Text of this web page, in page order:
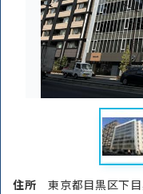
住所東京都目黒区